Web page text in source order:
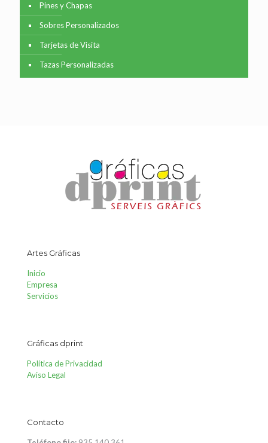
Pines y Chapas
Sobres Personalizados
Tarjetas de Visita
Tazas Personalizadas
Artes Gráficas
Inicio
Empresa
Servicios
Gráficas dprint
Política de Privacidad
Aviso Legal
Contacto